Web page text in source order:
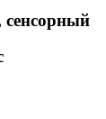
сенсорный